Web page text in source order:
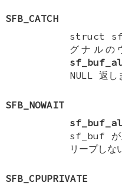
SFB_CATCH
struct
グナルの
NULL 返し
SFB_NOWAIT
sf_buf
リープしな
SFB_CPUPRIVATE